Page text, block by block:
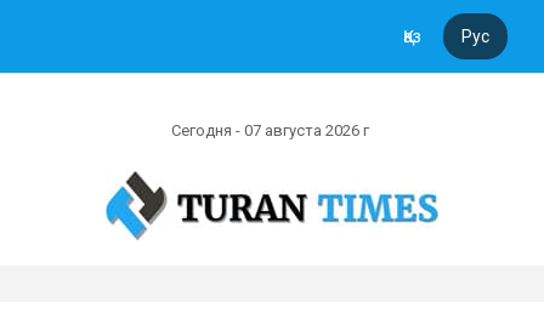
Қаз Рус
Сегодня - 07 августа 2026 г